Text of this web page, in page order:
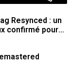
Resynced : un
confirmé pour